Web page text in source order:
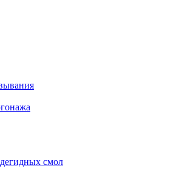
смол